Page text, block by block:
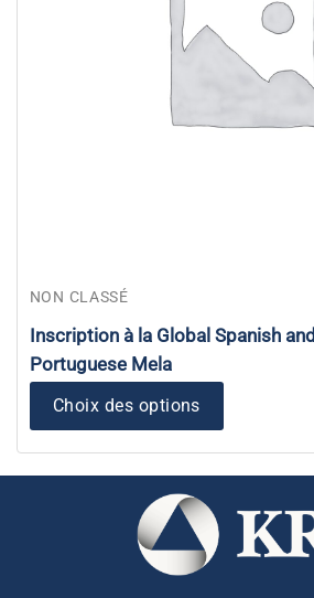
NON CLASSÉ
Inscription à la Global Spanish and
Portuguese Mela
Choix des options